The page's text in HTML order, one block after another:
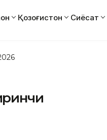
Қозоғистон Сиёсат